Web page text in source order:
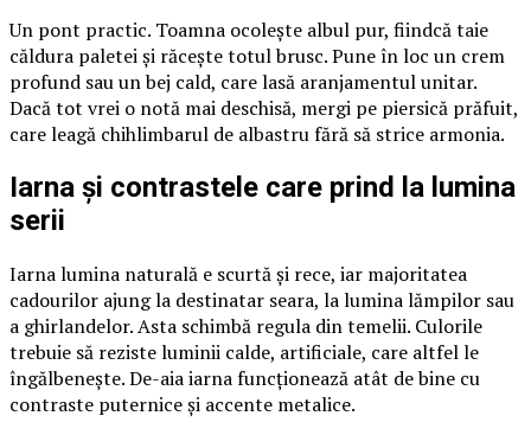
Un pont practic. Toamna ocolește albul pur, fiindcă taie
căldura paletei și răcește totul brusc. Pune în loc un crem
profund sau un bej cald, care lasă aranjamentul unitar.
Dacă tot vrei o notă mai deschisă, mergi pe piersică prăfuit,
care leagă chihlimbarul de albastru fără să strice armonia.
Iarna și contrastele care prind la lumina
serii
Iarna lumina naturală e scurtă și rece, iar majoritatea
cadourilor ajung la destinatar seara, la lumina lămpilor sau
a ghirlandelor. Asta schimbă regula din temelii. Culorile
trebuie să reziste luminii calde, artificiale, care altfel le
îngălbenește. De-aia iarna funcționează atât de bine cu
contraste puternice și accente metalice.